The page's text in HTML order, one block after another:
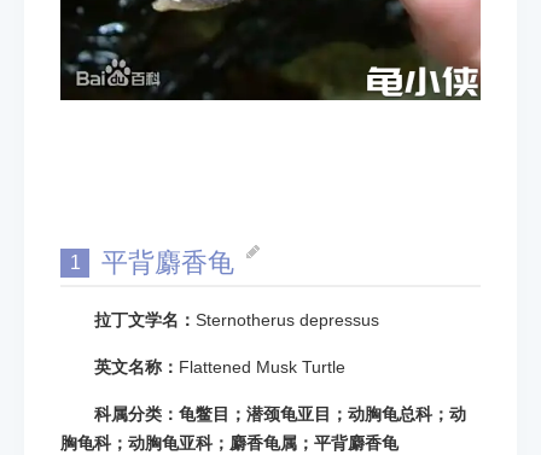
1 平背麝香龟
拉丁文学名： Sternotherus depressus
英文名称： Flattened Musk Turtle
科属分类：龟鳖目；潜颈龟亚目；动胸龟总科；动
胸龟科；动胸龟亚科；麝香龟属；平背麝香龟